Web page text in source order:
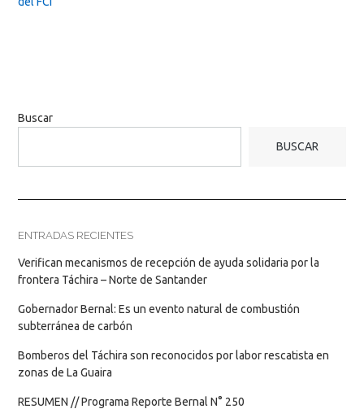
Buscar
BUSCAR
ENTRADAS RECIENTES
Verifican mecanismos de recepción de ayuda solidaria por la
frontera Táchira – Norte de Santander
Gobernador Bernal: Es un evento natural de combustión
subterránea de carbón
Bomberos del Táchira son reconocidos por labor rescatista en
zonas de La Guaira
RESUMEN // Programa Reporte Bernal N° 250